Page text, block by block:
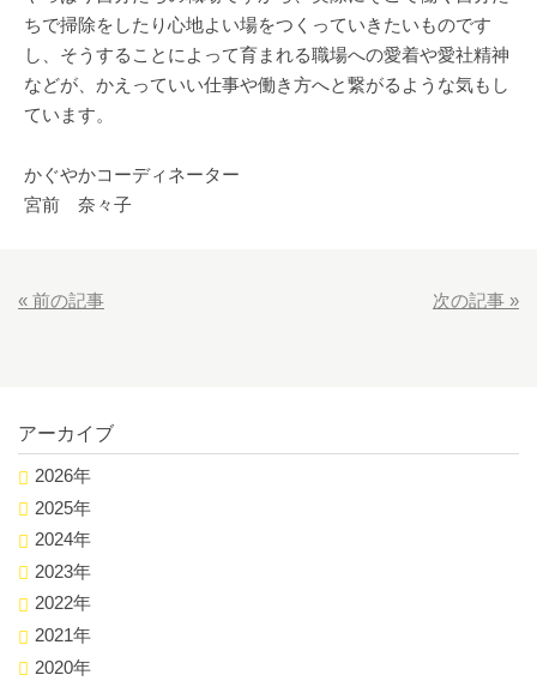
ちで掃除をしたり心地よい場をつくっていきたいものです
し、そうすることによって育まれる職場への愛着や愛社精神
などが、かえっていい仕事や働き方へと繋がるような気もし
ています。
かぐやかコーディネーター
宮前 奈々子
« 前の記事 次の記事 »
アーカイブ
2026年
2025年
2024年
2023年
2022年
2021年
2020年